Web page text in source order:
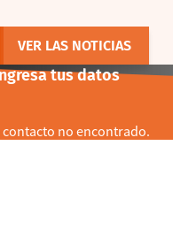
VER LAS NOTICIAS
tus datos
no encontrado.